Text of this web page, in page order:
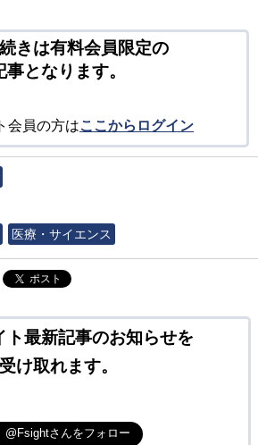
きは有料会員限定の
事となります。
会員の方はここからログイン
医療・サイエンス
ポスト
ト最新記事のお知らせを
受け取れます。
@Fsightさんをフォロー